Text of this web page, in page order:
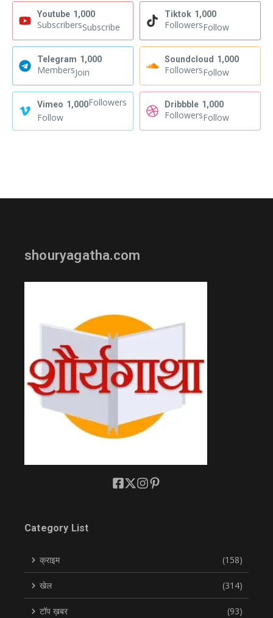
Youtube 1,000
SubscribersSubscribe
Tiktok 1,000
FollowersFollow
Telegram 1,000
MembersJoin
Soundcloud 1,000
FollowersFollow
Vimeo 1,000Followers
Follow
Dribbble 1,000
FollowersFollow
shouryagatha.com
Category List
क्राइम (158)
खेल (314)
टॉप ख़बर (93)